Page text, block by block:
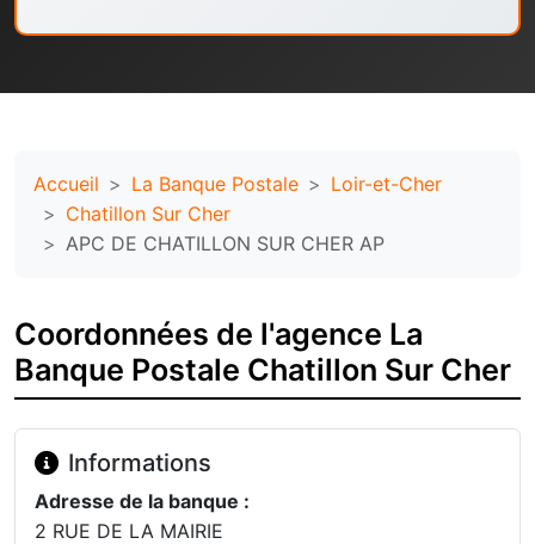
Accueil La Banque Postale
Loir-et-Cher
Chatillon Sur Cher
APC DE CHATILLON SUR CHER AP
Coordonnées de l'agence La
Banque Postale Chatillon Sur Cher
Informations
Adresse de la banque :
2 RUE DE LA MAIRIE